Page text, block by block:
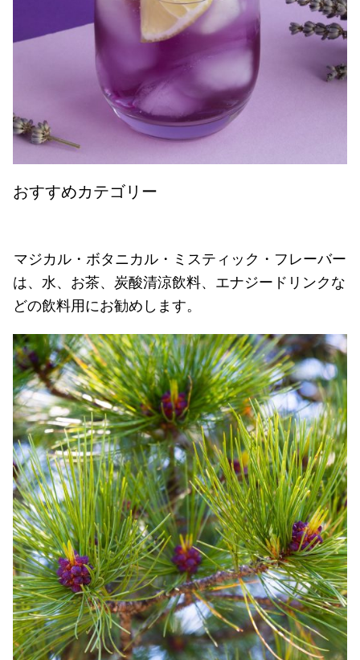
おすすめカテゴリー
マジカル・ボタニカル・ミスティック・フレーバー
は、水、お茶、炭酸清涼飲料、エナジードリンクな
どの飲料用にお勧めします。